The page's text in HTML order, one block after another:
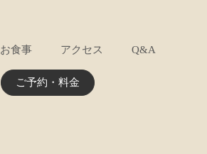
お食事 アクセス Q&A
ご予約・料金